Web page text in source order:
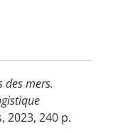
des mers.
2023, 240 p.